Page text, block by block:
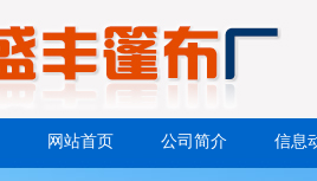
网站首页 公司简介 信息